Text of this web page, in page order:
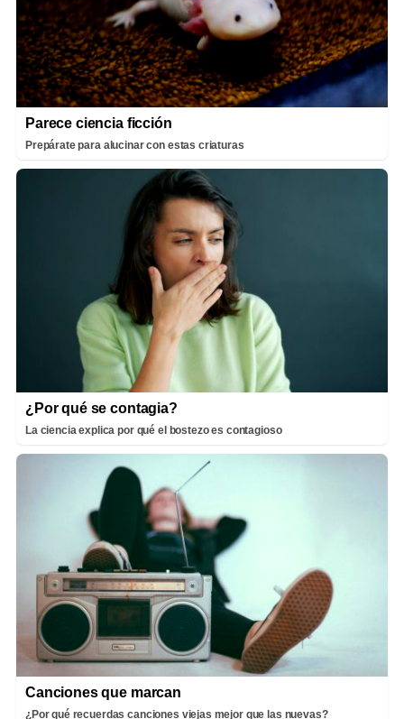
Parece ciencia ficción
Prepárate para alucinar con estas criaturas
¿Por qué se contagia?
La ciencia explica por qué el bostezo es contagioso
Canciones que marcan
¿Por qué recuerdas canciones viejas mejor que las nuevas?